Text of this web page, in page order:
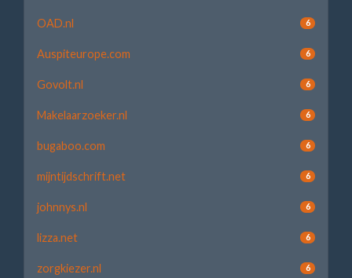
OAD.nl 6
Auspiteurope.com 6
Govolt.nl 6
Makelaarzoeker.nl 6
bugaboo.com 6
mijntijdschrift.net 6
johnnys.nl 6
lizza.net 6
zorgkiezer.nl 6